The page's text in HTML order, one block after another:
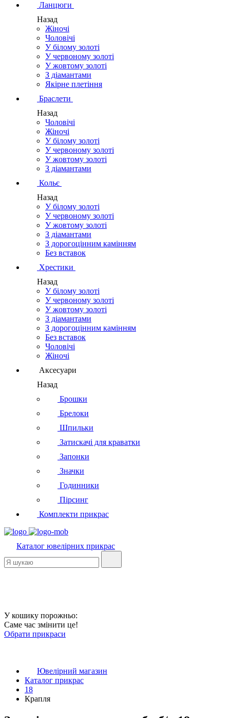
Ланцюги
Назад
Жіночі
Чоловічі
У білому золоті
У червоному золоті
У жовтому золоті
З діамантами
Якірне плетіння
Браслети
Назад
Чоловічі
Жіночі
У білому золоті
У червоному золоті
У жовтому золоті
З діамантами
Кольє
Назад
У білому золоті
У червоному золоті
У жовтому золоті
З діамантами
З дорогоцінним камінням
Без вставок
Хрестики
Назад
У білому золоті
У червоному золоті
У жовтому золоті
З діамантами
З дорогоцінним камінням
Без вставок
Чоловічі
Жіночі
Аксесуари
Назад
Брошки
Брелоки
Шпильки
Затискачі для краватки
Запонки
Значки
Годинники
Пірсинг
Комплекти прикрас
Каталог ювелірних прикрас
У кошику порожньо:
Саме час змінити це!
Обрати прикраси
Ювелірний магазин
Каталог прикрас
18
Крапля